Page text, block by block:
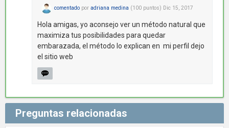
comentado por adriana medina (100 puntos) Dic 15, 2017
Hola amigas, yo aconsejo ver un método natural que
maximiza tus posibilidades para quedar
embarazada, el método lo explican en mi perfil dejo
el sitio web
Preguntas relacionadas